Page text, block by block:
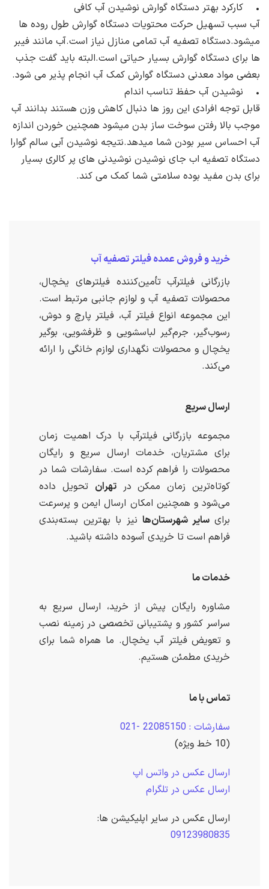
• کارکرد بهتر دستگاه گوارش نوشیدن آب کافی
آب سبب تسهیل حرکت محتویات دستگاه گوارش طول روده ها
میشود.دستگاه تصفیه آب تمامی منازل نیاز است.آب مانند فیبر
ها برای دستگاه گوارش بسیار حیاتی است.البته باید گفت جذب
بعضی مواد معدنی دستگاه گوارش کمک آب انجام پذیر می شود.
• نوشیدن آب حفظ تناسب اندام
قابل توجه افرادی این روز ها دنبال کاهش وزن هستند بدانند آب
موجب بالا رفتن سوخت ساز بدن میشود همچنین خوردن اندازه
آب احساس سیر بودن شما میدهد.نتیجه نوشیدن آبی سالم گوارا
دستگاه تصفیه اب جای نوشیدن نوشیدنی های پر کالری بسیار
برای بدن مفید بوده سلامتی شما کمک می کند.
خرید و فروش عمده فیلتر تصفیه آب
بازرگانی فیلترآب تأمین‌کننده فیلترهای یخچال،
محصولات تصفیه آب و لوازم جانبی مرتبط است.
این مجموعه انواع فیلتر آب، فیلتر پارچ و دوش،
رسوب‌گیر، جرم‌گیر لباسشویی و ظرفشویی، بوگیر
یخچال و محصولات نگهداری لوازم خانگی را ارائه
می‌کند.
ارسال سریع
مجموعه بازرگانی فیلترآب با درک اهمیت زمان
برای مشتریان، خدمات ارسال سریع و رایگان
محصولات را فراهم کرده است. سفارشات شما در
کوتاه‌ترین زمان ممکن درتهران تحویل داده
می‌شود و همچنین امکان ارسال ایمن و پرسرعت
برایسایر شهرستان‌ها نیز با بهترین بسته‌بندی
فراهم است تا خریدی آسوده داشته باشید.
خدمات ما
مشاوره رایگان پیش از خرید، ارسال سریع به
سراسر کشور و پشتیبانی تخصصی در زمینه نصب
و تعویض فیلتر آب یخچال. ما همراه شما برای
خریدی مطمئن هستیم.
تماس با ما
سفارشات : 22085150 -021
(10 خط ویژه)
ارسال عکس در واتس اپ
ارسال عکس در تلگرام
ارسال عکس در سایر اپلیکیشن ها:
09123980835